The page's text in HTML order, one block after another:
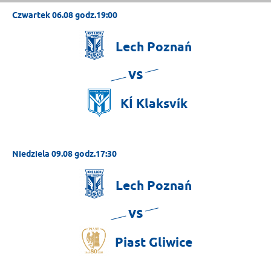
Czwartek 06.08 godz.19:00
Lech Poznań
vs
KÍ Klaksvík
Niedziela 09.08 godz.17:30
Lech Poznań
vs
Piast Gliwice